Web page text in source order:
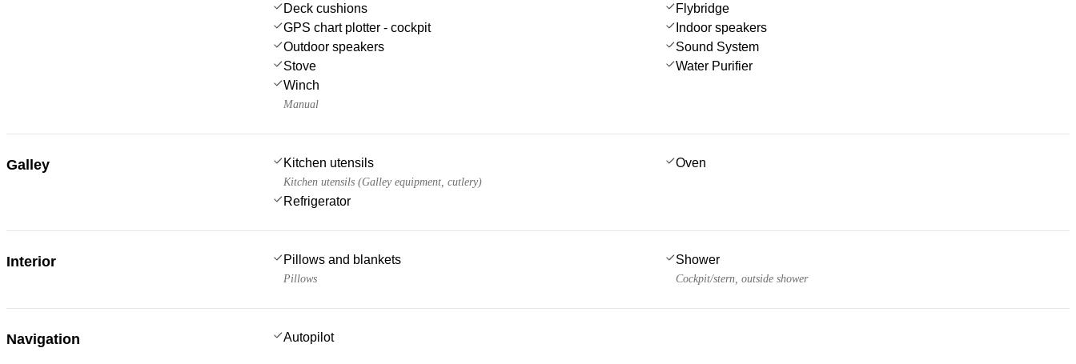
Deck cushions
Flybridge
GPS chart plotter - cockpit
Indoor speakers
Outdoor speakers
Sound System
Stove
Water Purifier
Winch
Manual
Galley Kitchen utensils
Kitchen utensils (Galley equipment, cutlery)
Oven
Refrigerator
Interior Pillows and blankets
Pillows
Shower
Cockpit/stern, outside shower
Navigation Autopilot